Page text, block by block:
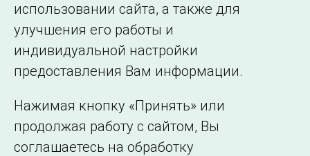
Подписаться на новости
©2005–2026 АО «СО ЕЭС»
Филиалы и
представительства
Сведения об
образовательной
организации
использовании сайта, а также для
улучшения его работы и
индивидуальной настройки
предоставления Вам информации.
Нажимая кнопку «Принять» или
продолжая работу с сайтом, Вы
соглашаетесь на обработку